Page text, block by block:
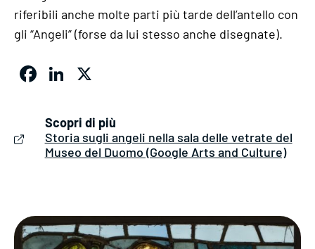
riferibili anche molte parti più tarde dell’antello con
gli “Angeli” (forse da lui stesso anche disegnate).
Facebook
LinkedIn
Scopri di più
Storia sugli angeli nella sala delle vetrate del
Museo del Duomo (Google Arts and Culture)